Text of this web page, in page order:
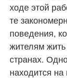
ходе этой
те
поведения,
жителям
странах.
находится